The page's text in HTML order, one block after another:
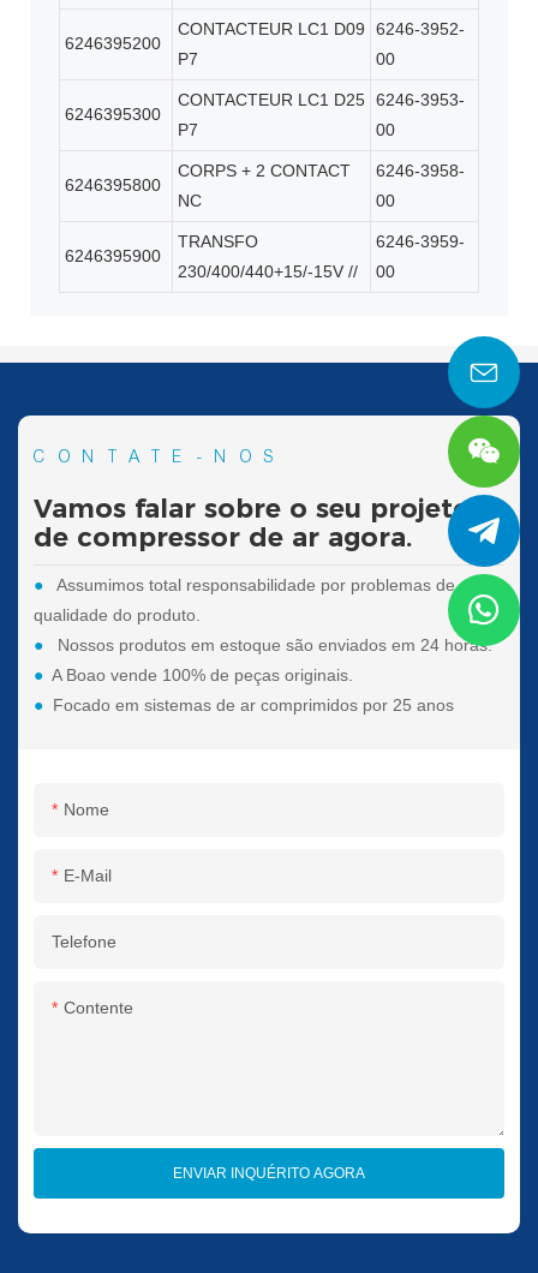
6246395200
CONTACTEUR LC1 D09
P7
6246-3952-
00
6246395300
CONTACTEUR LC1 D25
P7
6246-3953-
00
6246395800
CORPS + 2 CONTACT
NC
6246-3958-
00
6246395900
TRANSFO
230/400/440+15/-15V //
6246-3959-
00
CONTATE-NOS
Vamos falar sobre o seu projeto
de compressor de ar agora.
●
Assumimos total responsabilidade por problemas de
qualidade do produto.
●
Nossos produtos em estoque são enviados em 24 horas.
●A Boao vende 100% de peças originais.
● Focado em sistemas de ar comprimidos por 25 anos
Nome
E-Mail
Telefone
Contente
ENVIAR INQUÉRITO AGORA